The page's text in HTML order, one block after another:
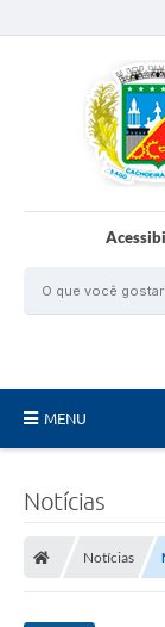
MENU
Conselhos
Notícias
Notícias